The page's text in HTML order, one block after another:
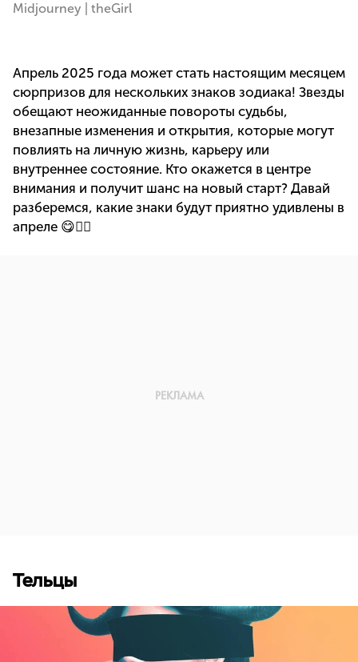
Midjourney | theGirl
Апрель 2025 года может стать настоящим месяцем
сюрпризов для нескольких знаков зодиака! Звезды
обещают неожиданные повороты судьбы,
внезапные изменения и открытия, которые могут
повлиять на личную жизнь, карьеру или
внутреннее состояние. Кто окажется в центре
внимания и получит шанс на новый старт? Давай
разберемся, какие знаки будут приятно удивлены в
апреле 😋👇🏻
Тельцы